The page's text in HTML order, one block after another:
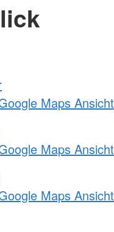
Maps Ansicht
Maps Ansicht
Maps Ansicht